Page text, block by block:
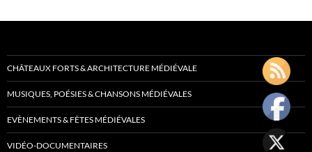
CHÂTEAUX FORTS & ARCHITECTURE MÉDIÉVALE
MUSIQUES, POÉSIES & CHANSONS MÉDIÉVALES
EVÈNEMENTS & FÊTES MÉDIÉVALES
VIDÉO-DOCUMENTAIRES